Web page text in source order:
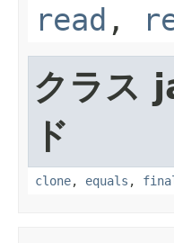
read ,
クラス
ド
clone, equals ,